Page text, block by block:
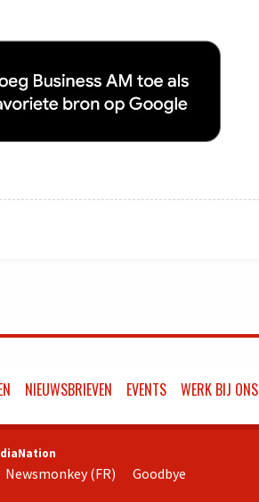
NIEUWSBRIEVEN EVENTS WERK BIJ ONS
Newsmonkey (FR) Goodbye